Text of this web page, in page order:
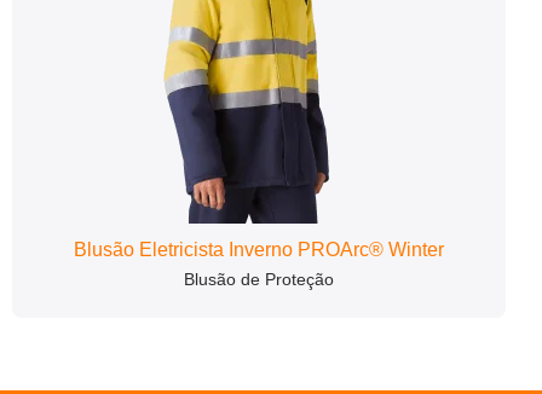
Blusão Eletricista Inverno PROArc® Winter
Blusão de Proteção